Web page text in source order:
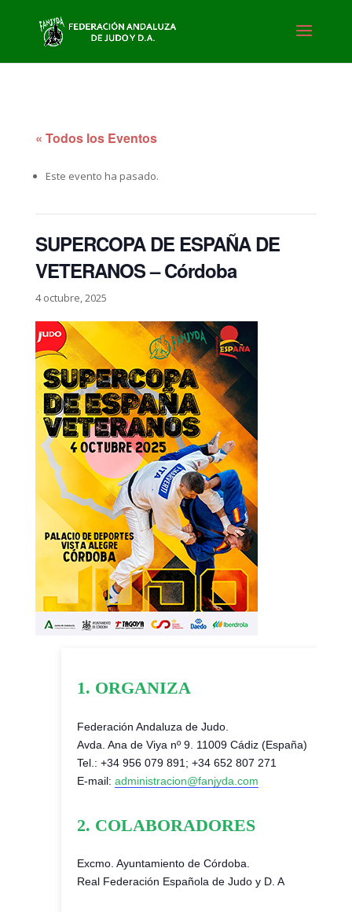
« Todos los Eventos
Este evento ha pasado.
SUPERCOPA DE ESPAÑA DE
VETERANOS – Córdoba
4 octubre, 2025
1. ORGANIZA
Federación Andaluza de Judo.
Avda. Ana de Viya nº 9. 11009 Cádiz (España)
Tel.: +34 956 079 891; +34 652 807 271
E-mail: administracion@fanjyda.com
2. COLABORADORES
Excmo. Ayuntamiento de Córdoba.
Real Federación Española de Judo y D. A